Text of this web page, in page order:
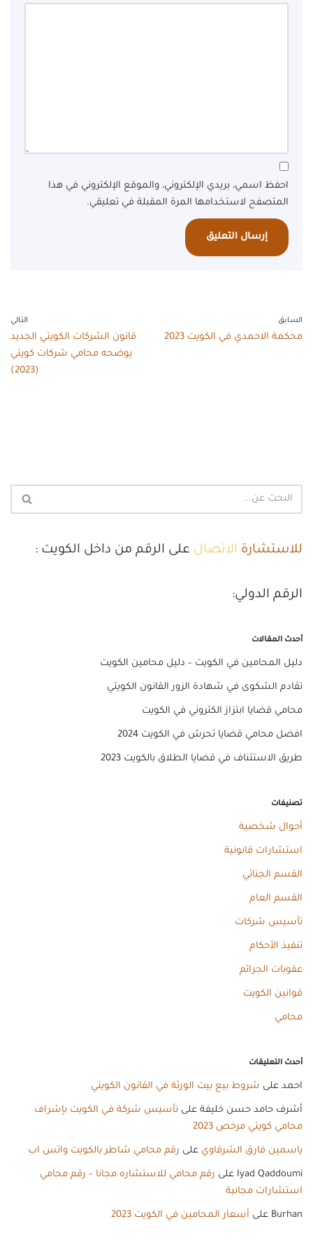
احفظ اسمي، بريدي الإلكتروني، والموقع الإلكتروني في هذا
المتصفح لاستخدامها المرة المقبلة في تعليقي.
السابق
محكمة الاحمدي في الكويت 2023
التالي
قانون الشركات الكويتي الجديد
يوضحه محامي شركات كويتي
(2023)
للاستشارة الاتصال على الرقم من داخل الكويت :
الرقم الدولي:
أحدث المقالات
دليل المحامين في الكويت – دليل محامين الكويت
تقادم الشكوى في شهادة الزور القانون الكويتي
محامي قضايا ابتزاز الكتروني في الكويت
افضل محامي قضايا تحرش في الكويت 2024
طريق الاستئناف في قضايا الطلاق بالكويت 2023
تصنيفات
أحوال شخصية
استشارات قانونية
القسم الجنائي
القسم العام
تأسيس شركات
تنفيذ الأحكام
عقوبات الجرائم
قوانين الكويت
محامي
أحدث التعليقات
احمد على شروط بيع بيت الورثة في القانون الكويتي
أشرف حامد حسن خليفة على تأسيس شركة في الكويت بإشراف
محامي كويتي مرخص 2023
ياسمين فارق الشرقاوي على رقم محامي شاطر بالكويت واتس اب
Iyad Qaddoumi على رقم محامي للاستشاره مجانا – رقم محامي
استشارات مجانية
Burhan على أسعار المحامين في الكويت 2023